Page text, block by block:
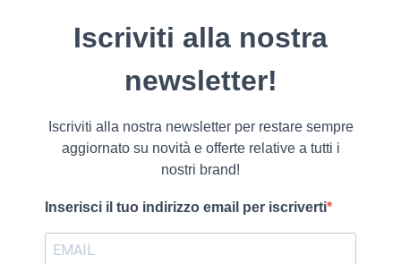
Iscriviti alla nostra
newsletter!
Iscriviti alla nostra newsletter per restare sempre
aggiornato su novità e offerte relative a tutti i
nostri brand!
Inserisci il tuo indirizzo email per iscriverti